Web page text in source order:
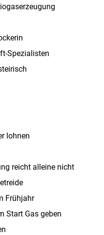
content
Spezialisten
lohnen
reicht alleine nicht
Frühjahr
Start Gas geben